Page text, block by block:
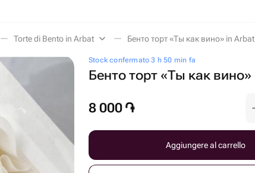
Torte di Bento in Arbat Бенто торт «Ты как вино» in Arbat
Stock confermato 3 h 50 min fa
Бенто торт «Ты как вино»
8 000 ֏
Aggiungere al carrello